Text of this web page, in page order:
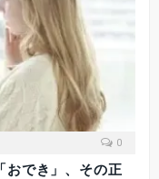
0
おでき」、その正